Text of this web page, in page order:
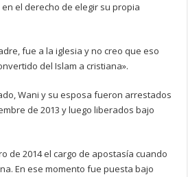
el derecho de elegir su propia
fue a la iglesia y no creo que eso
del Islam a cristiana».
Wani y su esposa fueron arrestados
de 2013 y luego liberados bajo
de 2014 el cargo de apostasía cuando
En ese momento fue puesta bajo